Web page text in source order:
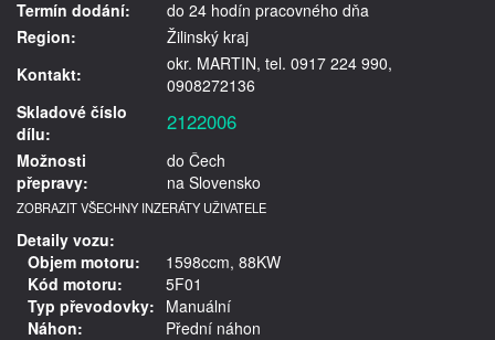
Termín dodání:
do 24 hodín pracovného dňa
Region:
Žilinský kraj
Kontakt:
okr. MARTIN, tel. 0917 224 990,
0908272136
Skladové číslo
dílu:
2122006
Možnosti
přepravy:
do Čech
na Slovensko
ZOBRAZIT VŠECHNY INZERÁTY UŽIVATELE
Detaily vozu:
Objem motoru:
1598ccm, 88KW
Kód motoru:
5F01
Typ převodovky: Manuální
Náhon:
Přední náhon